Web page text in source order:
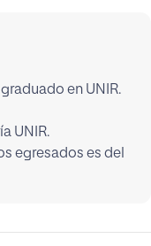
en UNIR.
UNIR.
egresados es del